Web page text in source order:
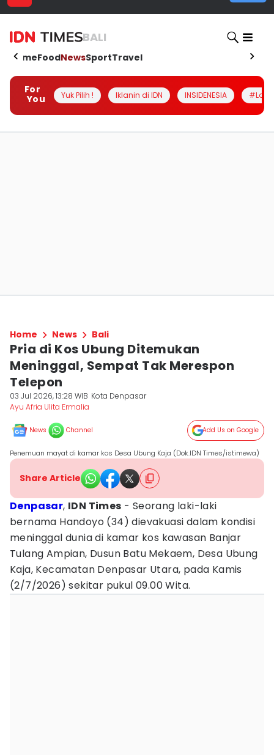
BALI
HomeFoodNewsSportTravel
For
You
Yuk Pilih ! Iklanin di IDN INSIDENESIA
Home News Bali
Pria di Kos Ubung Ditemukan
Meninggal, Sempat Tak Merespon
Telepon
03 Jul 2026, 13:28 WIB Kota Denpasar
Ayu Afria Ulita Ermalia
News Channel Add Us on Google
Penemuan mayat di kamar kos Desa Ubung Kaja (Dok.IDN Times/istimewa)
Share Article
Denpasar, IDN Times - Seorang laki-laki
bernama Handoyo (34) dievakuasi dalam kondisi
meninggal dunia di kamar kos kawasan Banjar
Tulang Ampian, Dusun Batu Mekaem, Desa Ubung
Kaja, Kecamatan Denpasar Utara, pada Kamis
(2/7/2026) sekitar pukul 09.00 Wita.